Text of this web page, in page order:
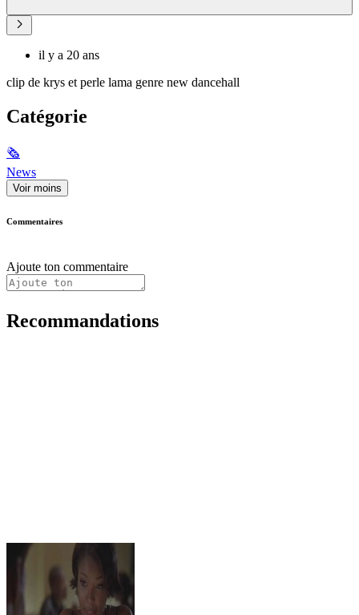
il y a 20 ans
clip de krys et perle lama genre new dancehall
Catégorie
🗞
News
Voir moins
Commentaires
Ajoute ton commentaire
Recommandations